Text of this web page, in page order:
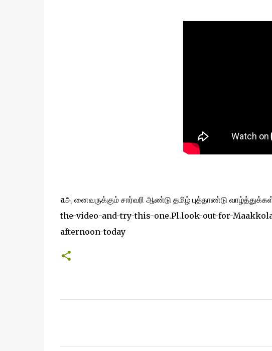
aஅ னைவருக்கும் சார்வரி ஆண்டு தமிழ் புத்தாண்டு
the-video-and-try-this-one.Pl.look-out-for-
afternoon-today